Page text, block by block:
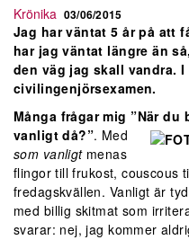
Krönika 03/06/2015
Jag har väntat 5 år på att
har jag väntat längre än
den väg jag skall vandra.
civilingenjörsexamen.
Många frågar mig ”När du
vanligt då?”. Med
som vanligtmenas
flingor till frukost, couscous
fredagskvällen. Vanligt är
med billig skitmat som
svarar: nej, jag kommer